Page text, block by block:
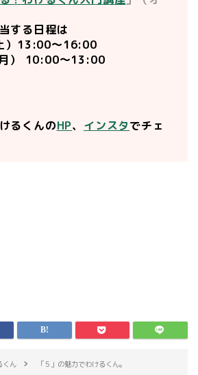
する日程は
）13:00〜16:00
） 10:00～13:00
るくんのHP、 インスタでチェ
くん 「５」の魅力でわけるくん。